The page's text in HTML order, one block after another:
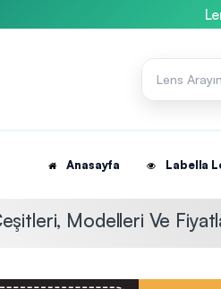
Anasayfa Labella
Modelleri Ve